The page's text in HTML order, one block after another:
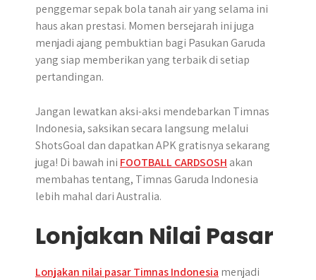
penggemar sepak bola tanah air yang selama ini
haus akan prestasi. Momen bersejarah ini juga
menjadi ajang pembuktian bagi Pasukan Garuda
yang siap memberikan yang terbaik di setiap
pertandingan.
Jangan lewatkan aksi-aksi mendebarkan Timnas
Indonesia, saksikan secara langsung melalui
ShotsGoal dan dapatkan APK gratisnya sekarang
juga! Di bawah ini FOOTBALL CARDSOSH akan
membahas tentang, Timnas Garuda Indonesia
lebih mahal dari Australia.
Lonjakan Nilai Pasar
Lonjakan nilai pasar Timnas Indonesia menjadi